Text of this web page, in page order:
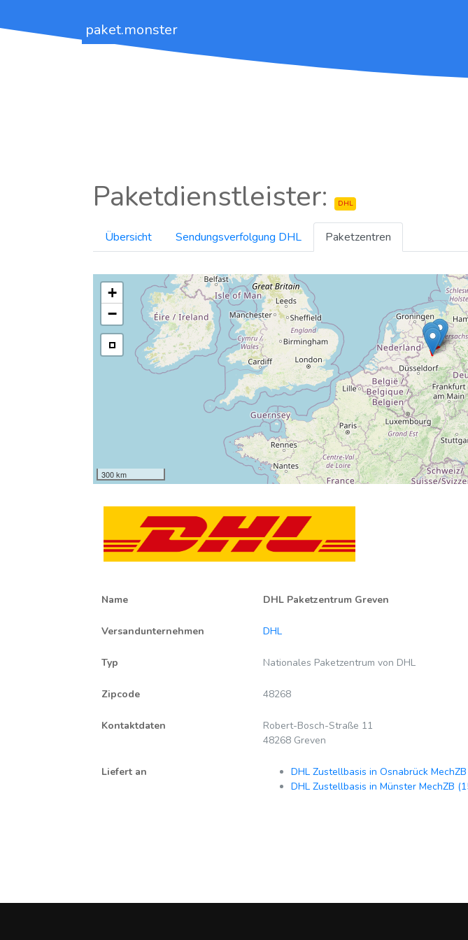
paket.monster
Paketdienstleister: DHL
Übersicht Sendungsverfolgung DHL Paketzentren
+
−
300 km
Name DHL Paketzentrum Greven
Versandunternehmen DHL
Typ Nationales Paketzentrum von DHL
Zipcode 48268
Kontaktdaten
Robert-Bosch-Straße 11
48268 Greven
Liefert an
DHL Zustellbasis in Osnabrück
DHL Zustellbasis in Münster MechZB